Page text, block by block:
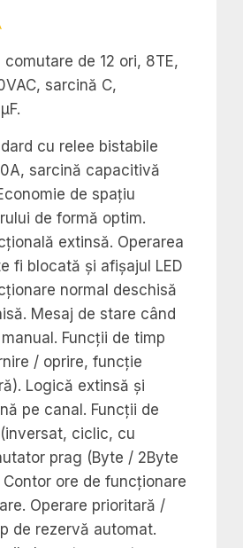
de 12 ori, 8TE,
sarcină C,
cu relee bistabile
sarcină capacitivă
de spațiu
de formă optim.
extinsă. Operarea
fi blocată și afișajul LED
normal deschisă
Mesaj de stare când
Funcții de timp
/ oprire, funcție
Logică extinsă și
pe canal. Funcții de
ciclic, cu
prag (Byte / 2Byte
ore de funcționare
Operare prioritară /
de rezervă automat.